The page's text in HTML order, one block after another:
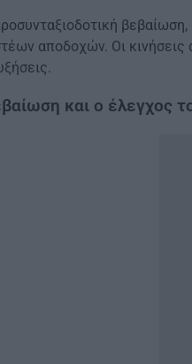
αποδοχών. Οι
και ο έλεγχος